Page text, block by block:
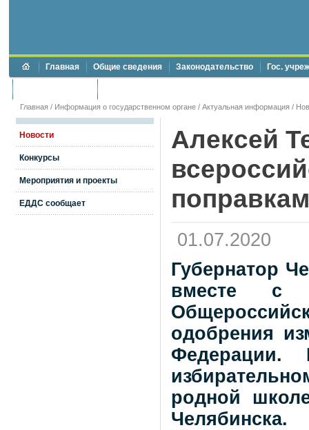
Главная Общие сведения Законодательство Гос.
Главная / Информация о государственном органе / Актуальная информация /
Новости
Конкурсы
Мероприятия и проекты
ЕДДС сообщает
Алексей
01.07.2020
Губернатор
вместе с
одобрения
Федерации.
родной
Челябинска.